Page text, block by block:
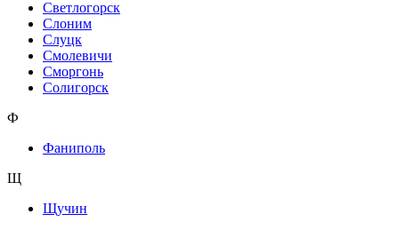
Светлогорск
Слоним
Слуцк
Смолевичи
Сморгонь
Солигорск
Ф
Фаниполь
Щ
Щучин